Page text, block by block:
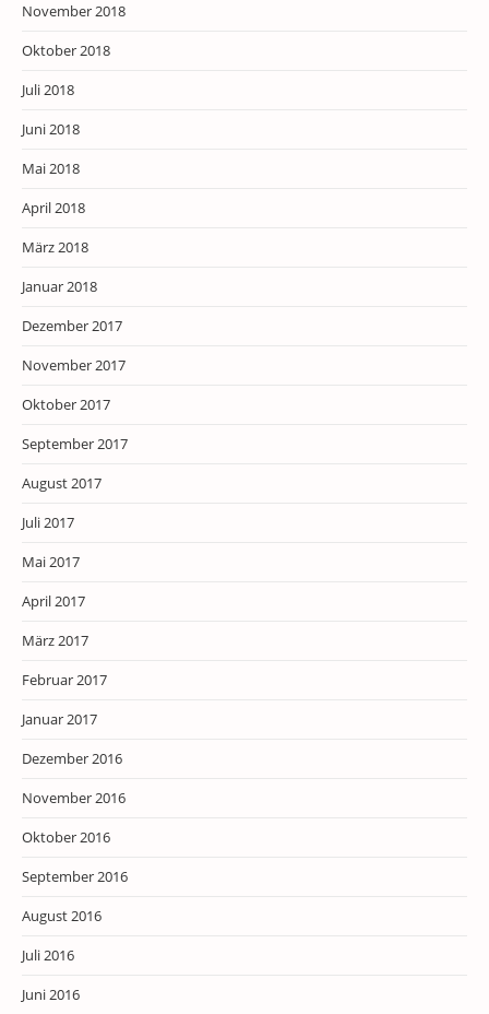
November 2018
Oktober 2018
Juli 2018
Juni 2018
Mai 2018
April 2018
März 2018
Januar 2018
Dezember 2017
November 2017
Oktober 2017
September 2017
August 2017
Juli 2017
Mai 2017
April 2017
März 2017
Februar 2017
Januar 2017
Dezember 2016
November 2016
Oktober 2016
September 2016
August 2016
Juli 2016
Juni 2016